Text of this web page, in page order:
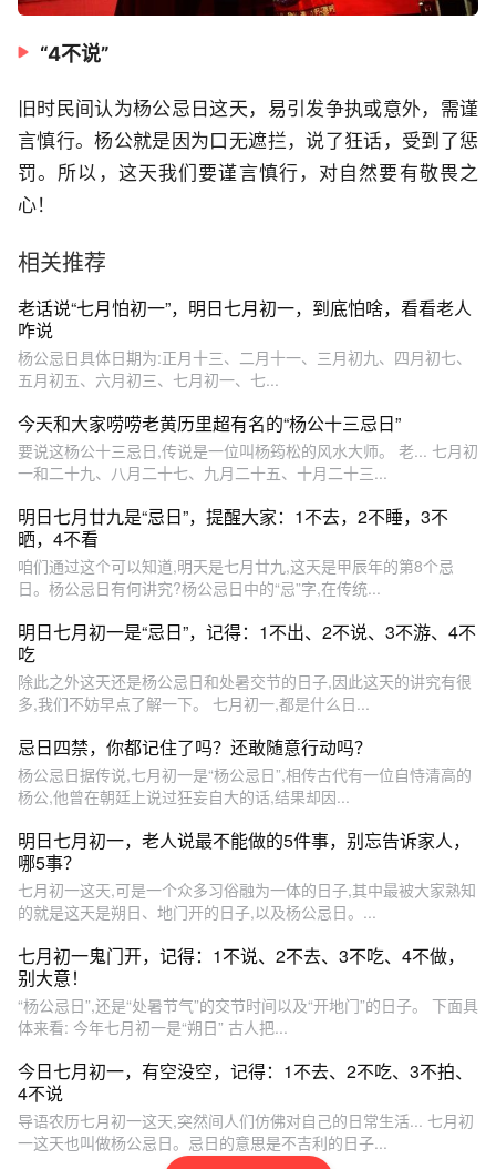
“4不说”
旧时民间认为杨公忌日这天，易引发争执或意外，需谨
言慎行。杨公就是因为口无遮拦，说了狂话，受到了惩
罚。所以，这天我们要谨言慎行，对自然要有敬畏之
心！
相关推荐
老话说“七月怕初一”，明日七月初一，到底怕啥，看看老人
咋说
杨公忌日具体日期为:‌正月十三、二月十一、‌三月初九、‌四月初七、‌
五月初五、‌六月初三、‌七月初一、‌七...
今天和大家唠唠老黄历里超有名的“杨公十三忌日”
要说这杨公十三忌日,传说是一位叫杨筠松的风水大师。 老... 七月初
一和二十九、八月二十七、九月二十五、十月二十三...
明日七月廿九是“忌日”，提醒大家：1不去，2不睡，3不
晒，4不看
咱们通过这个可以知道,明天是七月廿九,这天是甲辰年的第8个忌
日。杨公忌日有何讲究?杨公忌日中的“忌”字,在传统...
明日七月初一是“忌日”，记得：1不出、2不说、3不游、4不
吃
除此之外这天还是杨公忌日和处暑交节的日子,因此这天的讲究有很
多,我们不妨早点了解一下。 七月初一,都是什么日...
忌日四禁，你都记住了吗？还敢随意行动吗？
杨公忌日据传说,七月初一是“杨公忌日”,相传古代有一位自恃清高的
杨公,他曾在朝廷上说过狂妄自大的话,结果却因...
明日七月初一，老人说最不能做的5件事，别忘告诉家人，
哪5事？
七月初一这天,可是一个众多习俗融为一体的日子,其中最被大家熟知
的就是这天是朔日、地门开的日子,以及杨公忌日。...
七月初一鬼门开，记得：1不说、2不去、3不吃、4不做，
别大意！
“杨公忌日”,还是“处暑节气”的交节时间以及“开地门”的日子。 下面具
体来看: 今年七月初一是“朔日” 古人把...
今日七月初一，有空没空，记得：1不去、2不吃、3不拍、
4不说
导语农历七月初一这天,突然间人们仿佛对自己的日常生活... 七月初
一这天也叫做杨公忌日。忌日的意思是不吉利的日子...